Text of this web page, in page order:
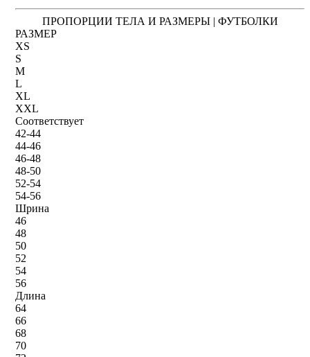
ПРОПОРЦИИ ТЕЛА И РАЗМЕРЫ | ФУТБОЛКИ
РАЗМЕР
XS
S
M
L
XL
XXL
Соответствует
42-44
44-46
46-48
48-50
52-54
54-56
Шрина
46
48
50
52
54
56
Длина
64
66
68
70